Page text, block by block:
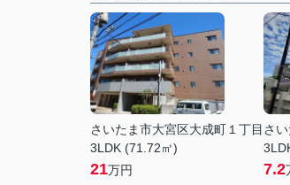
さいたま市大宮区大成町１丁目
3LDK (71.72㎡)
21万円
さ
7.2